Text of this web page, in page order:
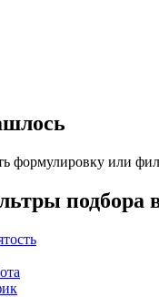
формулировку или
подбора